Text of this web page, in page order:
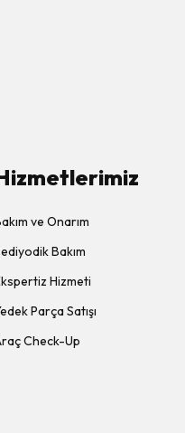
ve Onarım
Bakım
Hizmeti
Parça Satışı
Check-Up